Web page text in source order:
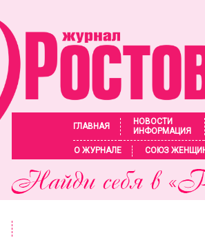
ГЛАВНАЯ
НОВОСТИ
ИНФОРМАЦИЯ
О ЖУРНАЛЕ
СОЮЗ